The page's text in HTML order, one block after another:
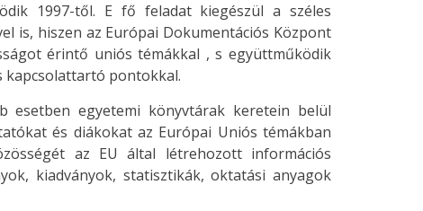
1997-től. E fő feladat kiegészül a széles
is, hiszen az Európai Dokumentációs Központ
érintő uniós témákkal , s együttműködik
kapcsolattartó pontokkal.
esetben egyetemi könyvtárak keretein belül
és diákokat az Európai Uniós témákban
az EU által létrehozott információs
kiadványok, statisztikák, oktatási anyagok